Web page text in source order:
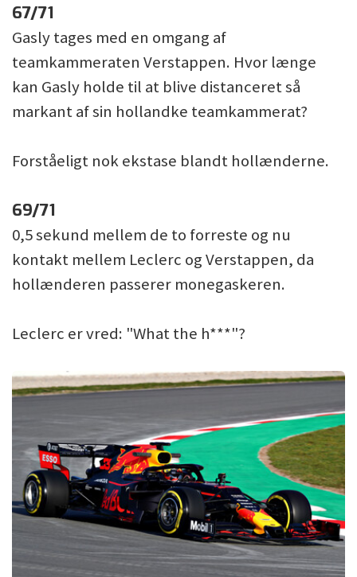
67/71
Gasly tages med en omgang af
teamkammeraten Verstappen. Hvor længe
kan Gasly holde til at blive distanceret så
markant af sin hollandke teamkammerat?
Forståeligt nok ekstase blandt hollænderne.
69/71
0,5 sekund mellem de to forreste og nu
kontakt mellem Leclerc og Verstappen, da
hollænderen passerer monegaskeren.
Leclerc er vred: "What the h***"?